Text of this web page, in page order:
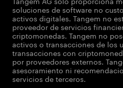
soluciones de software no
activos digitales. Tangem no
proveedor de servicios
criptomonedas. Tangem no
activos o transacciones de los
transacciones con
por proveedores externos.
asesoramiento ni
servicios de terceros.